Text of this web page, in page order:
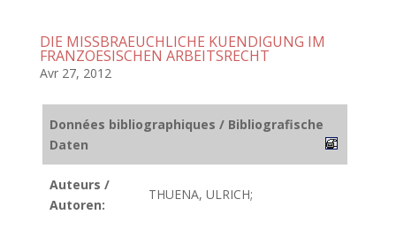
DIE MISSBRAEUCHLICHE KUENDIGUNG IM
FRANZOESISCHEN ARBEITSRECHT
Avr 27, 2012
Données bibliographiques / Bibliografische
Daten
Auteurs /
Autoren:
THUENA, ULRICH;